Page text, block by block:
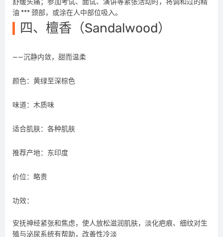
油 *** 颈部，或涂在人中部位吸入。
四、檀香（Sandalwood）
——沉静内敛，甜而温柔
颜色：黄绿至深棕色
味道：木质味
适合肌肤：各种肌肤
推荐产地：东印度
价位：略贵
功效：
安抚神经紧张和焦虑，使人放松滋润肌肤，淡化疤痕、细纹对生
殖与泌尿系统有帮助，改善性冷淡